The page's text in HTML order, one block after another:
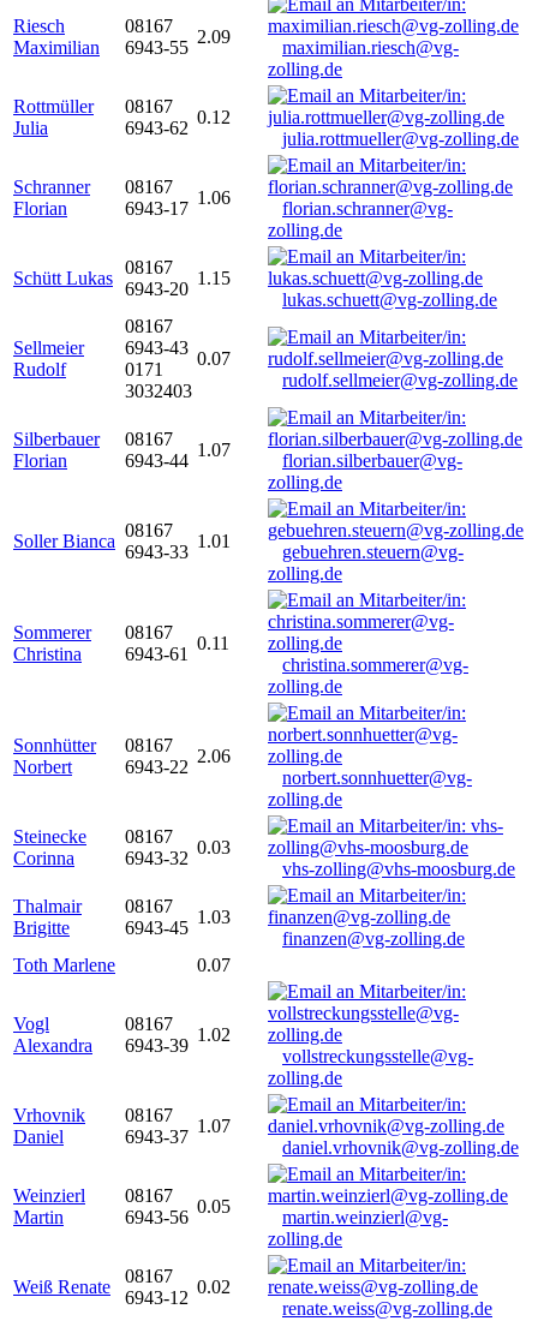
Riesch
Maximilian
08167
6943-55
2.09
maximilian.riesch@vg-
zolling.de
Rottmüller
Julia
08167
6943-62
0.12
julia.rottmueller@vg-zolling.de
Schranner
Florian
08167
6943-17
1.06
florian.schranner@vg-
zolling.de
Schütt Lukas
08167
6943-20
1.15
lukas.schuett@vg-zolling.de
Sellmeier
Rudolf
08167
6943-43
0171
3032403
0.07
rudolf.sellmeier@vg-zolling.de
Silberbauer
Florian
08167
6943-44
1.07
florian.silberbauer@vg-
zolling.de
Soller Bianca
08167
6943-33
1.01
gebuehren.steuern@vg-
zolling.de
Sommerer
Christina
08167
6943-61
0.11
christina.sommerer@vg-
zolling.de
Sonnhütter
Norbert
08167
6943-22
2.06
norbert.sonnhuetter@vg-
zolling.de
Steinecke
Corinna
08167
6943-32
0.03
vhs-zolling@vhs-moosburg.de
Thalmair
Brigitte
08167
6943-45
1.03
finanzen@vg-zolling.de
Toth Marlene
0.07
Vogl
Alexandra
08167
6943-39
1.02
vollstreckungsstelle@vg-
zolling.de
Vrhovnik
Daniel
08167
6943-37
1.07
daniel.vrhovnik@vg-zolling.de
Weinzierl
Martin
08167
6943-56
0.05
martin.weinzierl@vg-
zolling.de
Weiß Renate
08167
6943-12
0.02
renate.weiss@vg-zolling.de